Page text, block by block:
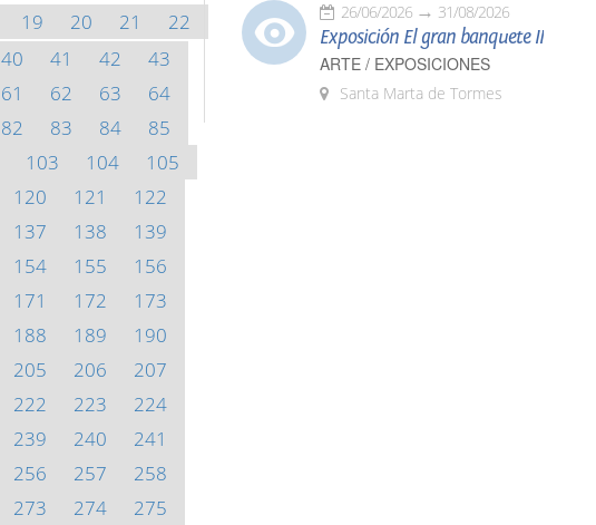
19 20 21
22
40 41 42
43
61 62 63
64
82 83 84
85
103 104
105
120 121
122
137 138
139
154 155
156
171 172
173
188 189
190
205 206
207
222 223
224
239 240
241
256 257
258
273 274 275
26/06/2026 31/08/2026
Exposición El gran banquete II
ARTE / EXPOSICIONES
Santa Marta de Tormes